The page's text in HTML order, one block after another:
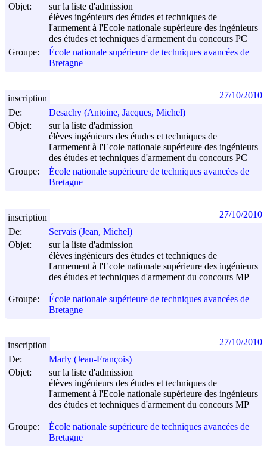
Objet:
sur la liste d'admission
élèves ingénieurs des études et techniques de
l'armement à l'Ecole nationale supérieure des ingénieurs
des études et techniques d'armement du concours PC
Groupe:
École nationale supérieure de techniques avancées de
Bretagne
De:
Desachy (Antoine, Jacques, Michel)
Objet:
sur la liste d'admission
élèves ingénieurs des études et techniques de
l'armement à l'Ecole nationale supérieure des ingénieurs
des études et techniques d'armement du concours PC
Groupe:
École nationale supérieure de techniques avancées de
Bretagne
inscription 27/10/2010
De:
Servais (Jean, Michel)
Objet:
sur la liste d'admission
élèves ingénieurs des études et techniques de
l'armement à l'Ecole nationale supérieure des ingénieurs
des études et techniques d'armement du concours MP
Groupe:
École nationale supérieure de techniques avancées de
Bretagne
inscription 27/10/2010
De:
Marly (Jean-François)
Objet:
sur la liste d'admission
élèves ingénieurs des études et techniques de
l'armement à l'Ecole nationale supérieure des ingénieurs
des études et techniques d'armement du concours MP
Groupe:
École nationale supérieure de techniques avancées de
Bretagne
inscription 27/10/2010